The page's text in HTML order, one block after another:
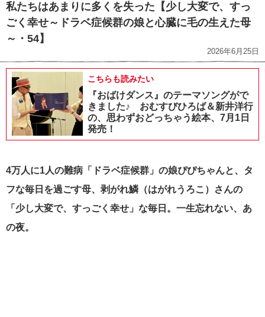
私たちはあまりに多くを失った【少し大変で、すっ
ごく幸せ～ドラベ症候群の娘と心臓に毛の生えた母
～・54】
2026年6月25日
こちらも読みたい
『おばけダンス』のテーマソングがで
きました♪ おむすびひろば＆新井洋行
の、思わずおどっちゃう絵本、7月1日
発売！
4万人に1人の難病「ドラベ症候群」の娘ぴぴちゃんと、タ
フな毎日を過ごす母、剥がれ鱗（はがれうろこ）さんの
「少し大変で、すっごく幸せ」な毎日。一生忘れない、あ
の夜。